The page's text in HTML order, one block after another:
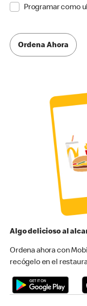
Programar como
Ordena Ahora
Algo delicioso al
Ordena ahora con
recógelo en el